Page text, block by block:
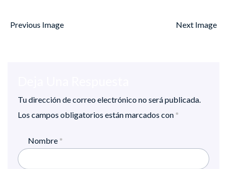
Previous Image Next Image
Tu dirección de correo electrónico no será publicada.
Los campos obligatorios están marcados con *
Nombre *